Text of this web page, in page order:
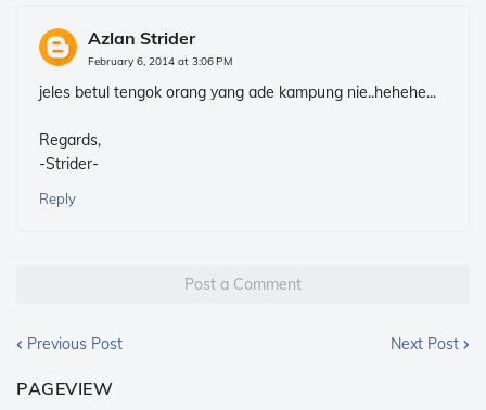
Azlan Strider
February 6, 2014 at 3:06 PM
jeles betul tengok orang yang ade kampung nie..hehehe...
Regards,
-Strider-
Reply
Post a Comment
Previous Post Next Post
PAGEVIEW